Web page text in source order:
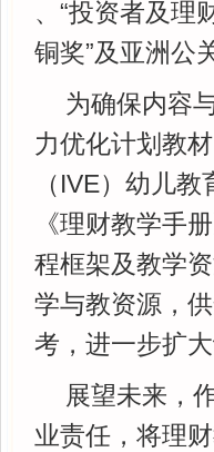
、“投资者及理
铜奖”及亚洲公
为确保内容
力优化计划教
（IVE）幼儿
《理财教学手
程框架及教学
学与教资源，
考，进一步扩
展望未来，
业责任，将理